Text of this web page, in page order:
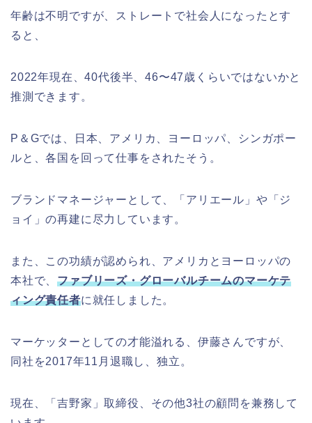
年齢は不明ですが、ストレートで社会人になったとす
ると、
2022年現在、40代後半、46〜47歳くらいではないかと
推測できます。
P＆Gでは、日本、アメリカ、ヨーロッパ、シンガポー
ルと、各国を回って仕事をされたそう。
ブランドマネージャーとして、「アリエール」や「ジ
ョイ」の再建に尽力しています。
また、この功績が認められ、アメリカとヨーロッパの
本社で、ファブリーズ・グローバルチームのマーケテ
ィング責任者に就任しました。
マーケッターとしての才能溢れる、伊藤さんですが、
同社を2017年11月退職し、独立。
現在、「吉野家」取締役、その他3社の顧問を兼務して